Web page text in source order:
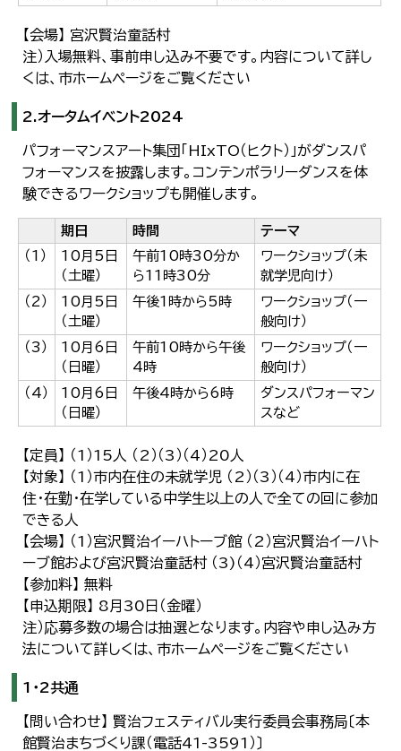
【会場】 宮沢賢治童話村
注）入場無料、事前申し込み不要です。内容について詳し
くは、市ホームページをご覧ください
2.オータムイベント2024
パフォーマンスアート集団「HIxTO（ヒクト）」がダンスパ
フォーマンスを披露します。コンテンポラリーダンスを体
験できるワークショップも開催します。
期日 時間
テーマ
（1）
10月5日
（土曜）
午前10時30分か
ら11時30分
ワークショップ（未
就学児向け）
（2）
10月5日
（土曜）
午後1時から5時
ワークショップ（一
般向け）
（3）
10月6日
（日曜）
午前10時から午後
4時
ワークショップ（一
般向け）
（4）
10月6日
（日曜）
午後4時から6時
ダンスパフォーマン
スなど
【定員】 （1）15人 （2）（3）（4）20人
【対象】 （1）市内在住の未就学児 （2）（3）（4）市内に在
住・在勤・在学している中学生以上の人で全ての回に参加
できる人
【会場】 （1）宮沢賢治イーハトーブ館 （2）宮沢賢治イーハト
ーブ館および宮沢賢治童話村 （3)（4）宮沢賢治童話村
【参加料】 無料
【申込期限】 8月30日（金曜）
注）応募多数の場合は抽選となります。内容や申し込み方
法について詳しくは、市ホームページをご覧ください
1・2共通
【問い合わせ】 賢治フェスティバル実行委員会事務局〔本
館賢治まちづくり課（電話41-3591）〕